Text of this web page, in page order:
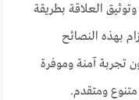
العلاقة بطريقة
بهذه النصائح
تجربة آمنة وموفرة
ومتقدم.